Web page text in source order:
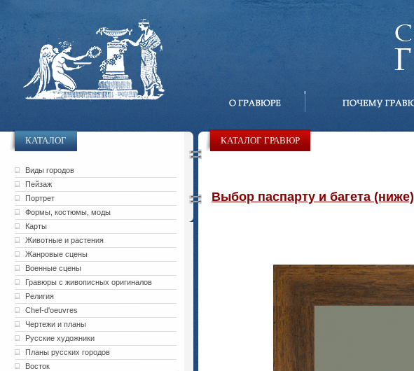
КАТАЛОГ
Виды городов
Пейзаж
Портрет
Формы, костюмы, моды
Карты
Животные и растения
Жанровые сцены
Военные сцены
Гравюры с живописных оригиналов
Религия
Chef-d'oeuvres
Чертежи и планы
Русские художники
Планы русских городов
Восток
КАТАЛОГ ГРАВЮР
Выбор паспарту и багета (ниже)